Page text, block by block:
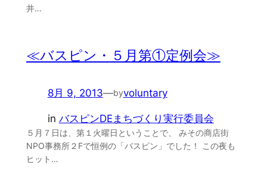
井…
≪バスピン・５月第①定例会≫
8月 9, 2013—byvoluntary
in バスピンDEまちづくり実行委員会
５月７日は、第１火曜日ということで、 みその商店街
NPO事務所２Fで恒例の「バスピン」でした！ この夜も
ヒット…